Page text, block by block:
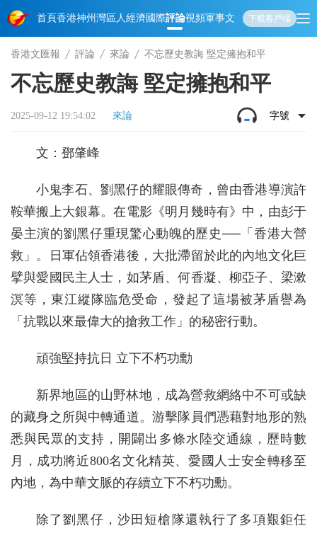
首頁香港神州 灣區人經濟國際評論視頻軍事文化 娛樂生活教育體
下載客戶端
香港文匯報 評論 來論 不忘歷史教誨 堅定擁抱和平
不忘歷史教誨 堅定擁抱和平
2025-09-12 19:54:02 來論 字號
文：鄧肇峰
小鬼李石、劉黑仔的耀眼傳奇，曾由香港導演許
鞍華搬上大銀幕。在電影《明月幾時有》中，由彭于
晏主演的劉黑仔重現驚心動魄的歷史──「香港大營
救」。日軍佔領香港後，大批滯留於此的內地文化巨
擘與愛國民主人士，如茅盾、何香凝、柳亞子、梁漱
溟等，東江縱隊臨危受命，發起了這場被茅盾譽為
「抗戰以來最偉大的搶救工作」的秘密行動。
頑強堅持抗日 立下不朽功勳
新界地區的山野林地，成為營救網絡中不可或缺
的藏身之所與中轉通道。游擊隊員們憑藉對地形的熟
悉與民眾的支持，開闢出多條水陸交通線，歷時數
月，成功將近800名文化精英、愛國人士安全轉移至
內地，為中華文脈的存續立下不朽功勳。
除了劉黑仔，沙田短槍隊還執行了多項艱鉅任